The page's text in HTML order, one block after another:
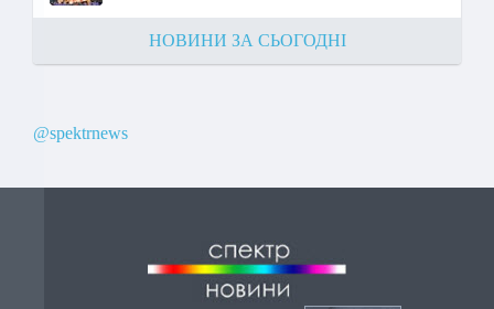
НОВИНИ ЗА СЬОГОДНІ
@spektrnews